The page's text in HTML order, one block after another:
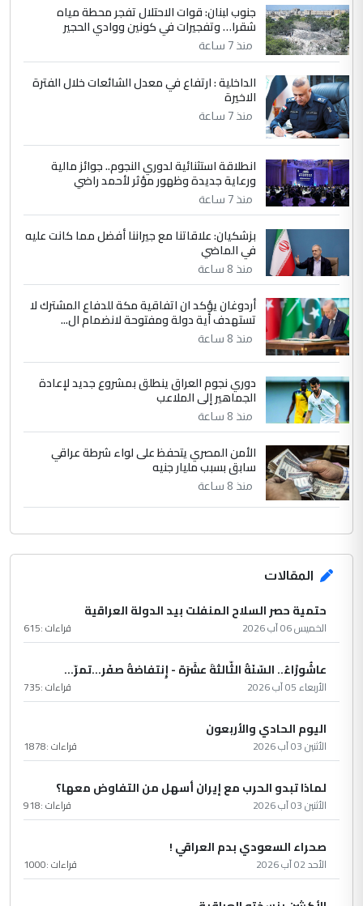
4 سردار
التعليق : واحد من عصابة علي ماما يسقط
جنسية الرافد الثالث للعراق ومن اصول عريقة
ابا فرات ...
الموضوع :
الجواهري يرد على صدام حسين سل
مضجعيك يابن الزنا (نص كامل)
5 سردار
التعليق : واحد من عصابة علي ماما يسقط
جنسية الرافد الثالث للعراق ومن اصول عريقة
الموضوع :
الجواهري يرد على صدام حسين سل
مضجعيك يابن الزنا (نص كامل)
جنوب لبنان: قوات الاحتلال تفجر محطة مياه
شقرا… وتفجيرات في كونين ووادي الحجير
منذ 7 ساعة
الداخلية : ارتفاع في معدل الشائعات خلال الفترة
الاخيرة
منذ 7 ساعة
انطلاقة استثنائية لدوري النجوم.. جوائز مالية
ورعاية جديدة وظهور مؤثر لأحمد راضي
منذ 7 ساعة
بزشكيان: علاقاتنا مع جيراننا أفضل مما كانت عليه
في الماضي
منذ 8 ساعة
أردوغان يؤكد ان اتفاقية مكة للدفاع المشترك لا
تستهدف أية دولة ومفتوحة لانضمام ال...
منذ 8 ساعة
دوري نجوم العراق ينطلق بمشروع جديد لإعادة
الجماهير إلى الملاعب
منذ 8 ساعة
الأمن المصري يتحفظ على لواء شرطة عراقي
سابق بسبب مليار جنيه
منذ 8 ساعة
المقالات
حتمية حصر السلاح المنفلت بيد الدولة العراقية
الخميس 06 آب 2026 قراءات :615
عاشُورْاءُ.. السّنَةُ الثّالثةَ عشَرَة - إِنتفاضةُ صفَر…تمرّ...
الأربعاء 05 آب 2026 قراءات :735
اليوم الحادي والأربعون
الأثنين 03 آب 2026 قراءات :1878
لماذا تبدو الحرب مع إيران أسهل من التفاوض معها؟
الأثنين 03 آب 2026 قراءات :918
صحراء السعودي بدم العراقي !
الأحد 02 آب 2026 قراءات :1000